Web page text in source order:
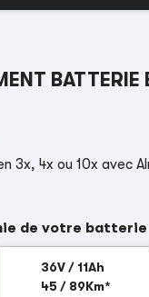
BATTERIE
3x, 4x ou 10x avec
de votre batterie
36V / 11Ah
45 / 89Km*